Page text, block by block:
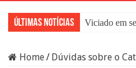
Últimas Notícias
Viciado em
Filme
Home/ Dúvidas sobre o